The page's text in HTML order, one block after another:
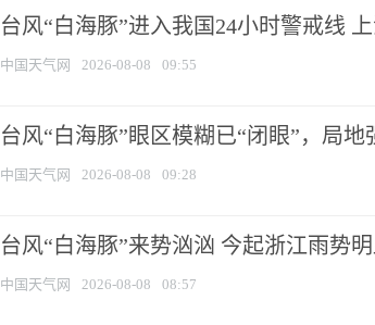
台风“白海豚”进入我国24小时警戒线
中国天气网 2026-08-08 09:55
台风“白海豚”眼区模糊已“闭眼”，局地
中国天气网 2026-08-08 09:28
台风“白海豚”来势汹汹 今起浙江雨势
中国天气网 2026-08-08 08:57